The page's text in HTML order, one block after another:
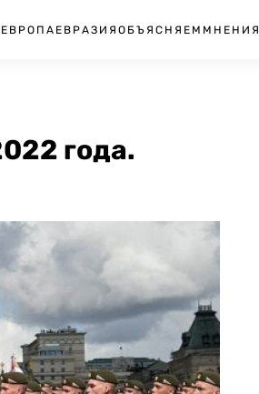
ЕВРОПА ЕВРАЗИЯ ОБЪЯСНЯЕМ МНЕНИЯ
года.